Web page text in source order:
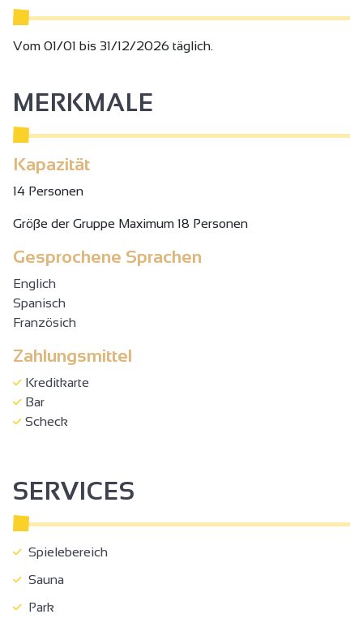
Vom 01/01 bis 31/12/2026 täglich.
MERKMALE
Kapazität
14 Personen
Gröβe der Gruppe Maximum 18 Personen
Gesprochene Sprachen
Englich
Spanisch
Französich
Zahlungsmittel
Kreditkarte
Bar
Scheck
SERVICES
Spielebereich
Sauna
Park